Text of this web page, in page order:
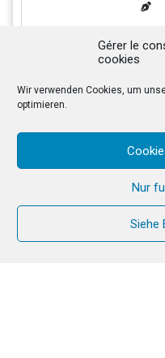
Gérer le
cookies
Wir verwenden Cookies, um
optimieren.
Nur
Siehe
FINANZEN
Eine 6-tägige
Gegenwart Gottes
durch die